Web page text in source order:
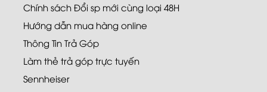
Chính sách Đổi sp mới cùng loại 48H
Hướng dẫn mua hàng online
Thông Tin Trả Góp
Làm thẻ trả góp trực tuyến
Sennheiser